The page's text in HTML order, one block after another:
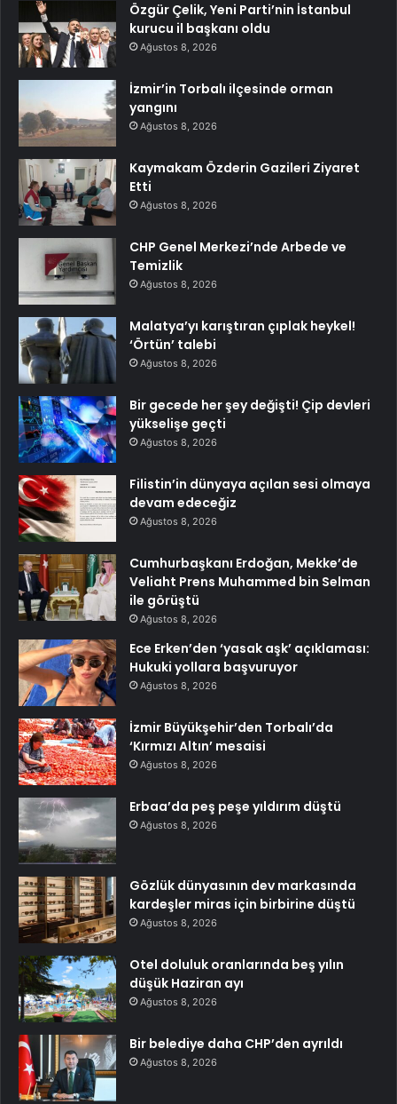
Özgür Çelik, Yeni Parti’nin İstanbul
kurucu il başkanı oldu
Ağustos 8, 2026
İzmir’in Torbalı ilçesinde orman
yangını
Ağustos 8, 2026
Kaymakam Özderin Gazileri Ziyaret
Etti
Ağustos 8, 2026
CHP Genel Merkezi’nde Arbede ve
Temizlik
Ağustos 8, 2026
Malatya’yı karıştıran çıplak heykel!
‘Örtün’ talebi
Ağustos 8, 2026
Bir gecede her şey değişti! Çip devleri
yükselişe geçti
Ağustos 8, 2026
Filistin’in dünyaya açılan sesi olmaya
devam edeceğiz
Ağustos 8, 2026
Cumhurbaşkanı Erdoğan, Mekke’de
Veliaht Prens Muhammed bin Selman
ile görüştü
Ağustos 8, 2026
Ece Erken’den ‘yasak aşk’ açıklaması:
Hukuki yollara başvuruyor
Ağustos 8, 2026
İzmir Büyükşehir’den Torbalı’da
‘Kırmızı Altın’ mesaisi
Ağustos 8, 2026
Erbaa’da peş peşe yıldırım düştü
Ağustos 8, 2026
Gözlük dünyasının dev markasında
kardeşler miras için birbirine düştü
Ağustos 8, 2026
Otel doluluk oranlarında beş yılın
düşük Haziran ayı
Ağustos 8, 2026
Bir belediye daha CHP’den ayrıldı
Ağustos 8, 2026